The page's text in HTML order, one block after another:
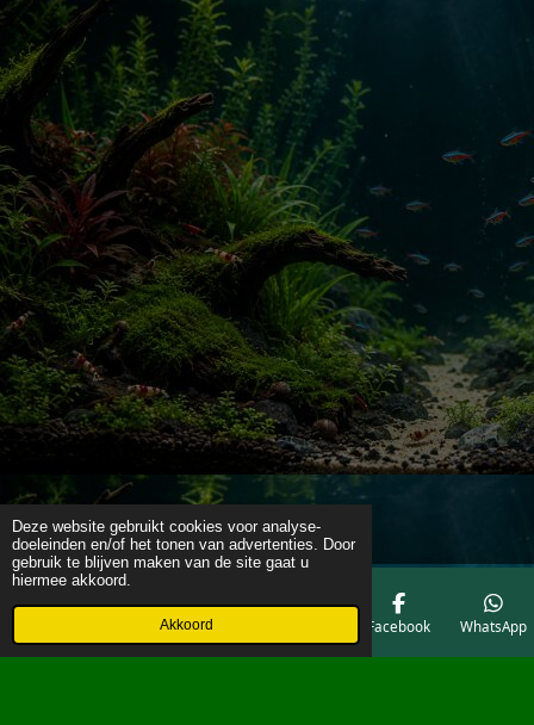
Deze website gebruikt cookies voor analyse-
doeleinden en/of het tonen van advertenties. Door
gebruik te blijven maken van de site gaat u
hiermee akkoord.
Akkoord
Telefoonnummer Facebook WhatsApp